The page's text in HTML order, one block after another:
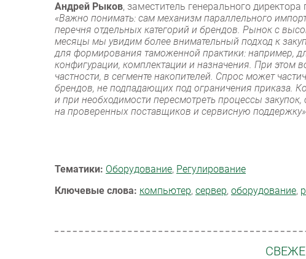
Андрей Рыков, заместитель генерального
«Важно понимать: сам механизм параллельного
перечня отдельных категорий и брендов. Рынок с
месяцы мы увидим более внимательный подход к
для формирования таможенной практики: например,
конфигурации, комплектации и назначения. При этом
частности, в сегменте накопителей. Спрос может
брендов, не подпадающих под ограничения приказа.
и при необходимости пересмотреть процессы
на проверенных поставщиков и сервисную
Тематики: Оборудование, Регулирование
Ключевые слова: компьютер, сервер, оборудование,